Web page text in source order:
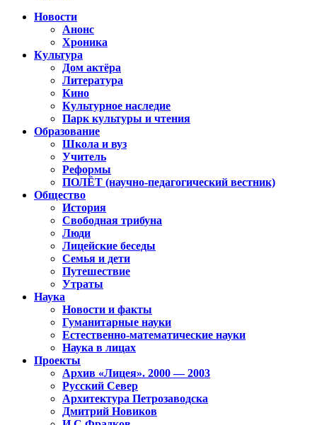
Новости
Анонс
Хроника
Культура
Дом актёра
Литература
Кино
Культурное наследие
Парк культуры и чтения
Образование
Школа и вуз
Учитель
Реформы
ПОЛЁТ (научно-педагогический вестник)
Общество
История
Свободная трибуна
Люди
Лицейские беседы
Семья и дети
Путешествие
Утраты
Наука
Новости и факты
Гуманитарные науки
Естественно-математические науки
Наука в лицах
Проекты
Архив «Лицея». 2000 — 2003
Русский Север
Архитектура Петрозаводска
Дмитрий Новиков